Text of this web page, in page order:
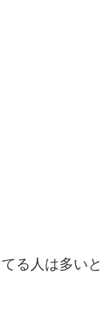
る人は多いと